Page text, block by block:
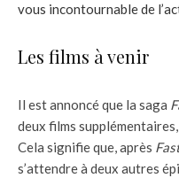
vous incontournable de
Les films à venir
Il est annoncé que la saga
deux films
Cela signifie que, après
s’attendre à deux autres